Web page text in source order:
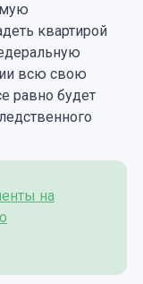
квартирой
всю свою
равно будет
на